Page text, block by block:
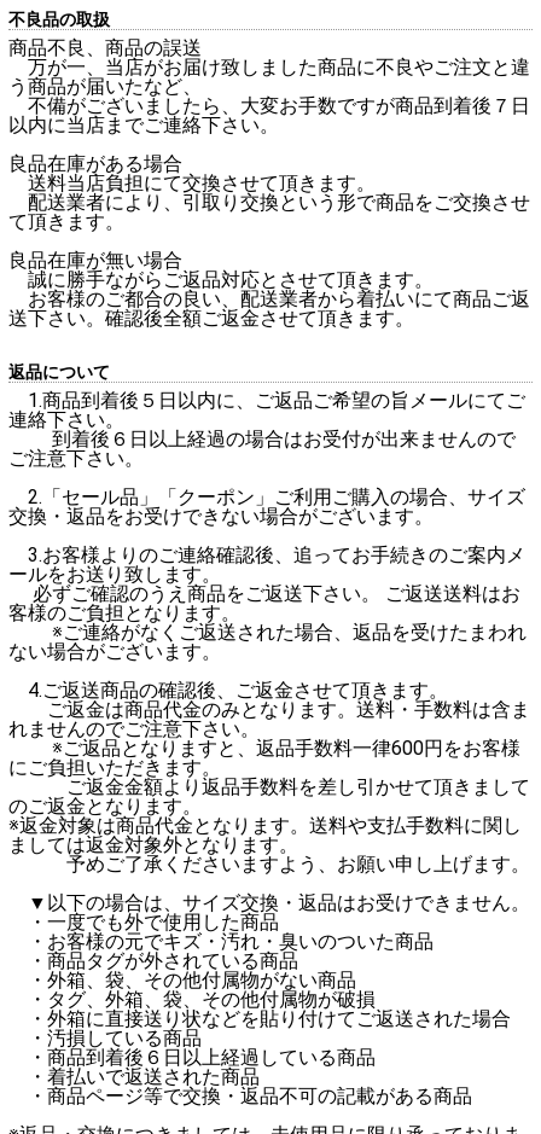
不良品の取扱
商品不良、商品の誤送
万が一、当店がお届け致しました商品に不良やご注文と違
う商品が届いたなど、
不備がございましたら、大変お手数ですが商品到着後７日
以内に当店までご連絡下さい。
良品在庫がある場合
送料当店負担にて交換させて頂きます。
配送業者により、引取り交換という形で商品をご交換させ
て頂きます。
良品在庫が無い場合
誠に勝手ながらご返品対応とさせて頂きます。
お客様のご都合の良い、配送業者から着払いにて商品ご返
送下さい。確認後全額ご返金させて頂きます。
返品について
1.商品到着後５日以内に、ご返品ご希望の旨メールにてご
連絡下さい。
到着後６日以上経過の場合はお受付が出来ませんので
ご注意下さい。
2.「セール品」「クーポン」ご利用ご購入の場合、サイズ
交換・返品をお受けできない場合がございます。
3.お客様よりのご連絡確認後、追ってお手続きのご案内メ
ールをお送り致します。
必ずご確認のうえ商品をご返送下さい。 ご返送送料はお
客様のご負担となります。
※ご連絡がなくご返送された場合、返品を受けたまわれ
ない場合がございます。
4.ご返送商品の確認後、ご返金させて頂きます。
ご返金は商品代金のみとなります。送料・手数料は含ま
れませんのでご注意下さい。
※ご返品となりますと、返品手数料一律600円をお客様
にご負担いただきます。
ご返金金額より返品手数料を差し引かせて頂きまして
のご返金となります。
※返金対象は商品代金となります。送料や支払手数料に関し
ましては返金対象外となります。
予めご了承くださいますよう、お願い申し上げます。
▼以下の場合は、サイズ交換・返品はお受けできません。
・一度でも外で使用した商品
・お客様の元でキズ・汚れ・臭いのついた商品
・商品タグが外されている商品
・外箱、袋、その他付属物がない商品
・タグ、外箱、袋、その他付属物が破損
・外箱に直接送り状などを貼り付けてご返送された場合
・汚損している商品
・商品到着後６日以上経過している商品
・着払いで返送された商品
・商品ページ等で交換・返品不可の記載がある商品